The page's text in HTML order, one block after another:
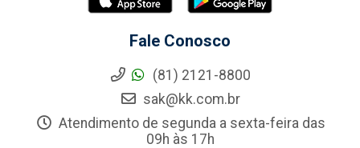
Fale Conosco
(81) 2121-8800
sak@kk.com.br
Atendimento de segunda a sexta-feira das
09h às 17h